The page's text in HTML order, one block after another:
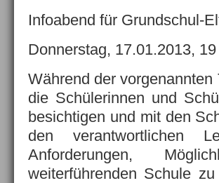
Infoabend für Grundschul-
Donnerstag, 17.01.2013,
Während der
die Schülerinnen und
besichtigen und mit den
den verantwortlichen
Anforderungen,
weiterführenden Schule